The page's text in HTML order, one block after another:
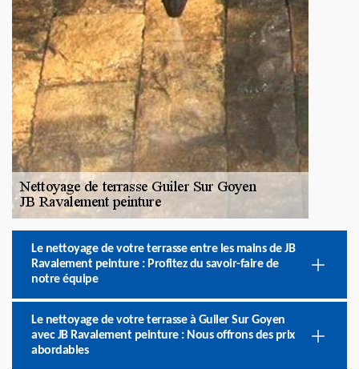
Le nettoyage de votre terrasse entre les mains de JB
Ravalement peinture : Profitez du savoir-faire de
notre équipe
Le nettoyage de votre terrasse à Guiler Sur Goyen
avec JB Ravalement peinture : Nous offrons des prix
abordables